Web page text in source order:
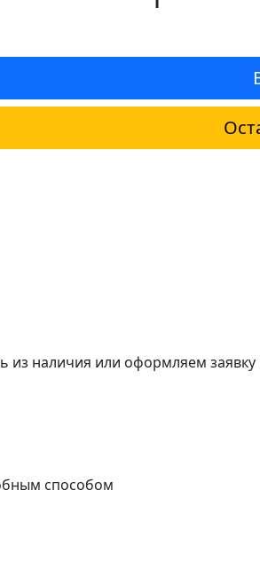
из наличия или оформляем заявку
способом